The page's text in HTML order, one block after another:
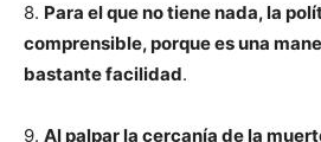
8. Para el que no tiene nada, la
comprensible, porque es una
bastante facilidad.
9. Al palpar la cercanía de la